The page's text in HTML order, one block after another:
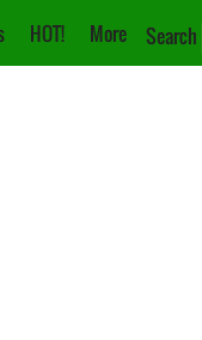
HOT! More Search